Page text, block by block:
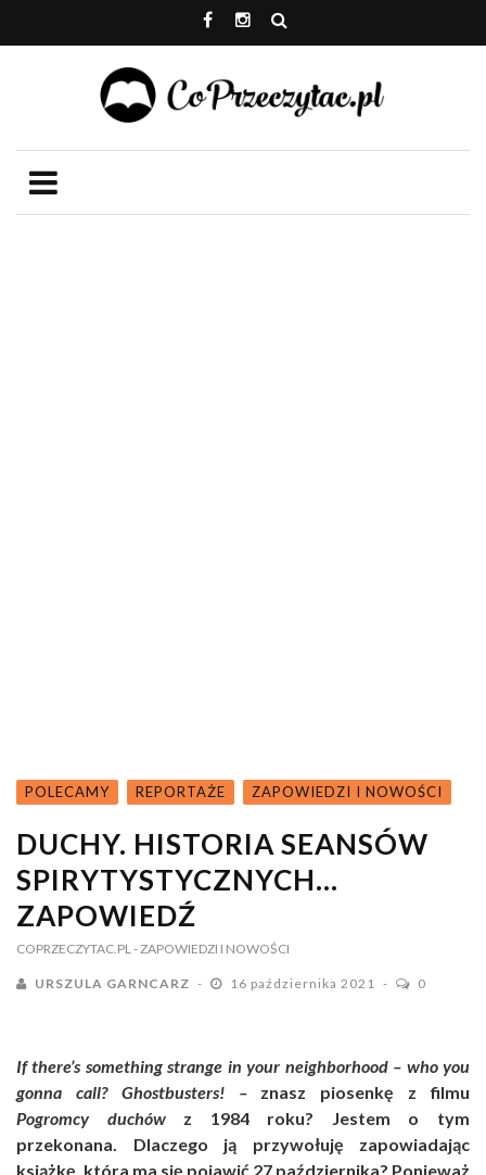
POLECAMY REPORTAŻE ZAPOWIEDZI I NOWOŚCI
DUCHY. HISTORIA SEANSÓW
SPIRYTYSTYCZNYCH…
ZAPOWIEDŹ
COPRZECZYTAC.PL - ZAPOWIEDZI I NOWOŚCI
URSZULA GARNCARZ 16 października 2021 0
If there’s something strange in your neighborhood – who you
gonna call? Ghostbusters! – znasz piosenkę z filmu
Pogromcy duchówz 1984 roku? Jestem o tym
przekonana. Dlaczego ją przywołuję zapowiadając
książkę, która ma się pojawić 27 października? Ponieważ